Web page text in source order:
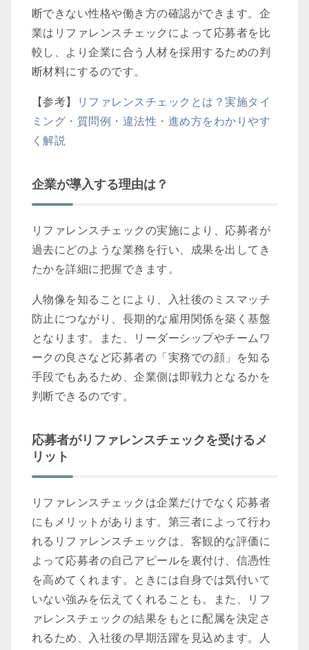
断できない性格や働き方の確認ができます。企
業はリファレンスチェックによって応募者を比
較し、より企業に合う人材を採用するための判
断材料にするのです。
【参考】
リファレンスチェックとは？実施タイ
ミング・質問例・違法性・進め方をわかりやす
く解説
企業が導入する理由は？
リファレンスチェックの実施により、応募者が
過去にどのような業務を行い、成果を出してき
たかを詳細に把握できます。
人物像を知ることにより、入社後のミスマッチ
防止につながり、長期的な雇用関係を築く基盤
となります。また、リーダーシップやチームワ
ークの良さなど応募者の「実務での顔」を知る
手段でもあるため、企業側は即戦力となるかを
判断できるのです。
応募者がリファレンスチェックを受けるメ
リット
リファレンスチェックは企業だけでなく応募者
にもメリットがあります。第三者によって行わ
れるリファレンスチェックは、客観的な評価に
よって応募者の自己アピールを裏付け、信憑性
を高めてくれます。ときには自身では気付いて
いない強みを伝えてくれることも。また、リフ
ァレンスチェックの結果をもとに配属を決定さ
れるため、入社後の早期活躍を見込めます。人